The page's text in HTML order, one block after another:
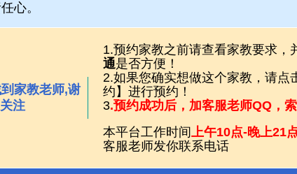
心。
家教老师,谢
注
1.预约家教之前请查看家教要求，
通是否方便！
2.如果您确实想做这个家教，请点
约】进行预约！
3.预约成功后，加客服老师QQ，
本平台工作时间上午10点-晚上21
客服老师发你联系电话